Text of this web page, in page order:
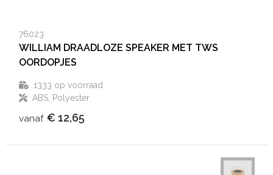
76023
WILLIAM DRAADLOZE SPEAKER MET TWS
OORDOPJES
1333 op voorraad
ABS, Polyester
vanaf € 12,65